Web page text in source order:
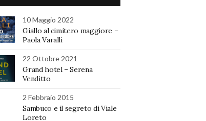
10 Maggio 2022
Giallo al cimitero maggiore –
Paola Varalli
22 Ottobre 2021
Grand hotel – Serena
Venditto
2 Febbraio 2015
Sambuco e il segreto di Viale
Loreto